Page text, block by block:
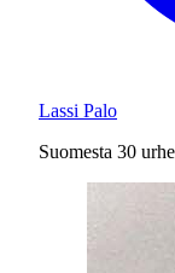
Lassi Palo
Suomesta 30